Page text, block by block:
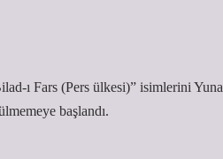
ı Fars (Pers ülkesi)” isimlerini
başlandı.